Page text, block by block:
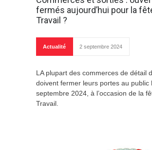
fermés aujourd’hui pour la
Travail ?
Actualité 2 septembre 2024
LA plupart des commerces de détail
doivent fermer leurs portes au public
septembre 2024, à l’occasion de la
Travail.